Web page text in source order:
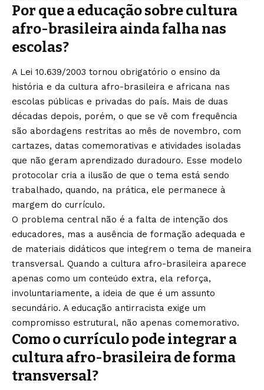
Por que a educação sobre cultura
afro-brasileira ainda falha nas
escolas?
A Lei 10.639/2003 tornou obrigatório o ensino da
história e da cultura afro-brasileira e africana nas
escolas públicas e privadas do país. Mais de duas
décadas depois, porém, o que se vê com frequência
são abordagens restritas ao mês de novembro, com
cartazes, datas comemorativas e atividades isoladas
que não geram aprendizado duradouro. Esse modelo
protocolar cria a ilusão de que o tema está sendo
trabalhado, quando, na prática, ele permanece à
margem do currículo.
O problema central não é a falta de intenção dos
educadores, mas a ausência de formação adequada e
de materiais didáticos que integrem o tema de maneira
transversal. Quando a cultura afro-brasileira aparece
apenas como um conteúdo extra, ela reforça,
involuntariamente, a ideia de que é um assunto
secundário. A educação antirracista exige um
compromisso estrutural, não apenas comemorativo.
Como o currículo pode integrar a
cultura afro-brasileira de forma
transversal?